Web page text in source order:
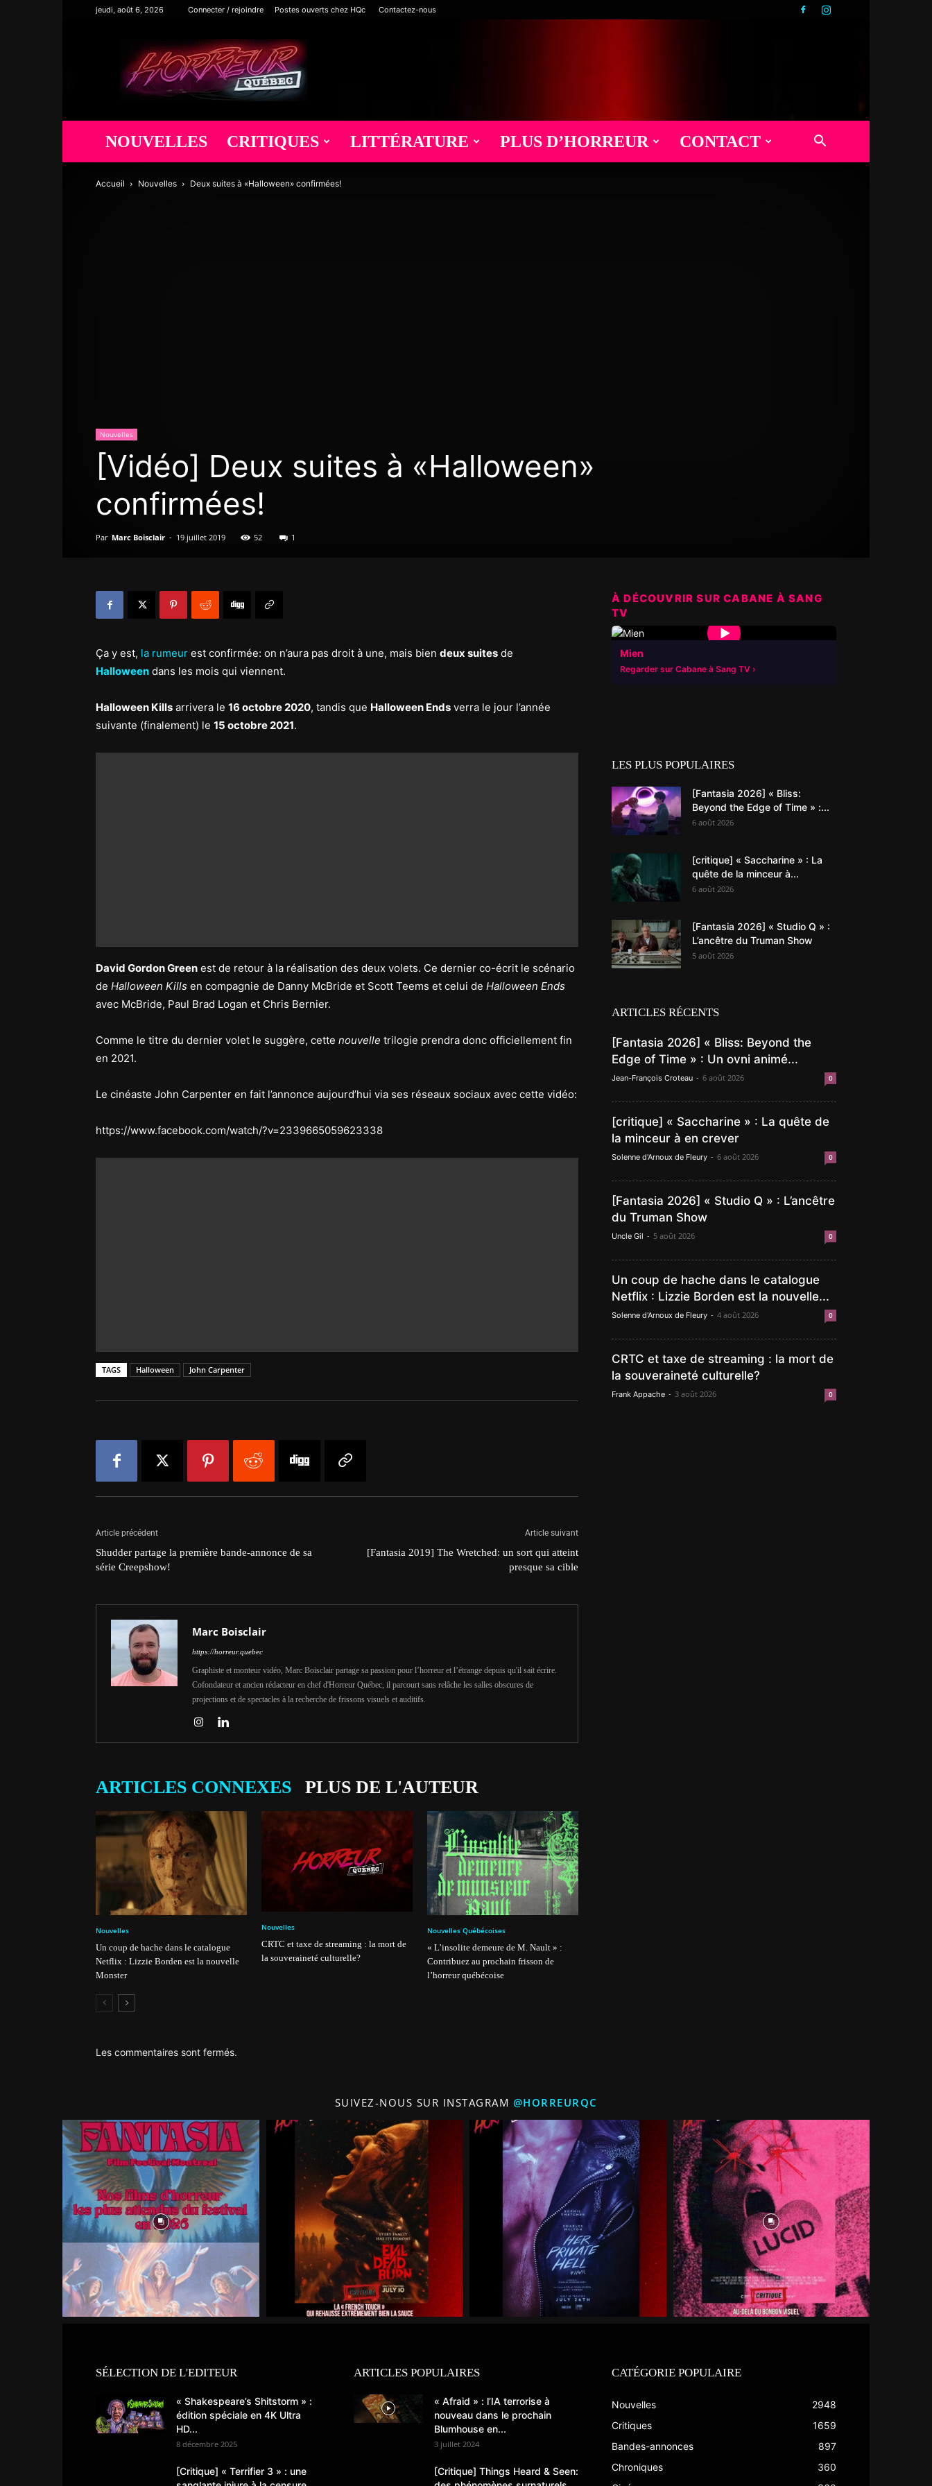
jeudi, août 6, 2026 Connecter / rejoindre Postes ouverts chez HQc Contactez-nous
Horreur
Québec
NOUVELLES CRITIQUES LITTÉRATURE PLUS D’HORREUR CONTACT
Accueil Nouvelles Deux suites à «Halloween» confirmées!
Nouvelles
[Vidéo] Deux suites à «Halloween»
confirmées!
Par Marc Boisclair - 19 juillet 2019 52 1
Ça y est, la rumeur est confirmée: on n’aura pas droit à une, mais bien deux suites de
Halloween dans les mois qui viennent.
Halloween Kills arrivera le 16 octobre 2020, tandis que Halloween Ends verra le jour l’année
suivante (finalement) le 15 octobre 2021.
David Gordon Green est de retour à la réalisation des deux volets. Ce dernier co-écrit le scénario
de Halloween Kills en compagnie de Danny McBride et Scott Teems et celui de Halloween Ends
avec McBride, Paul Brad Logan et Chris Bernier.
Comme le titre du dernier volet le suggère, cette nouvelle trilogie prendra donc officiellement fin
en 2021.
Le cinéaste John Carpenter en fait l’annonce aujourd’hui via ses réseaux sociaux avec cette vidéo:
https://www.facebook.com/watch/?v=2339665059623338
TAGS Halloween John Carpenter
Article précédent
Shudder partage la première bande-annonce de sa
série Creepshow!
Article suivant
[Fantasia 2019] The Wretched: un sort qui atteint
presque sa cible
Marc Boisclair
https://horreur.quebec
Graphiste et monteur vidéo, Marc Boisclair partage sa passion pour l’horreur et l’étrange depuis qu'il sait écrire.
Cofondateur et ancien rédacteur en chef d'Horreur Québec, il parcourt sans relâche les salles obscures de
projections et de spectacles à la recherche de frissons visuels et auditifs.
ARTICLES CONNEXES PLUS DE L'AUTEUR
Nouvelles
Un coup de hache dans le catalogue
Netflix : Lizzie Borden est la nouvelle
Monster
Nouvelles
CRTC et taxe de streaming : la mort de
la souveraineté culturelle?
Nouvelles Québécoises
« L’insolite demeure de M. Nault » :
Contribuez au prochain frisson de
l’horreur québécoise
Les commentaires sont fermés.
À DÉCOUVRIR SUR CABANE À SANG
TV
▶
Mien
Regarder sur Cabane à Sang TV
LES PLUS POPULAIRES
[Fantasia 2026] « Bliss:
Beyond the Edge of Time » :...
6 août 2026
[critique] « Saccharine » : La
quête de la minceur à...
6 août 2026
[Fantasia 2026] « Studio Q » :
L’ancêtre du Truman Show
5 août 2026
ARTICLES RÉCENTS
[Fantasia 2026] « Bliss: Beyond the
Edge of Time » : Un ovni animé...
Jean-François Croteau - 6 août 2026 0
[critique] « Saccharine » : La quête de
la minceur à en crever
Solenne d'Arnoux de Fleury - 6 août 2026 0
[Fantasia 2026] « Studio Q » : L’ancêtre
du Truman Show
Uncle Gil - 5 août 2026 0
Un coup de hache dans le catalogue
Netflix : Lizzie Borden est la nouvelle...
Solenne d'Arnoux de Fleury - 4 août 2026 0
CRTC et taxe de streaming : la mort de
la souveraineté culturelle?
Frank Appache - 3 août 2026 0
SUIVEZ-NOUS SUR INSTAGRAM @HORREURQC
SÉLECTION DE L'EDITEUR
« Shakespeare’s Shitstorm » :
édition spéciale en 4K Ultra
HD...
8 décembre 2025
[Critique] « Terrifier 3 » : une
ARTICLES POPULAIRES
« Afraid » : l’IA terrorise à
nouveau dans le prochain
Blumhouse en...
3 juillet 2024
[Critique] Things Heard & Seen:
CATÉGORIE POPULAIRE
Nouvelles
2948
Critiques
1659
Bandes-annonces
897
Chroniques
360